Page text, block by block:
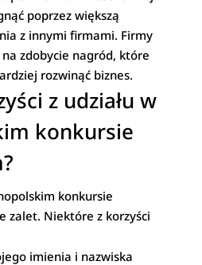
poprzez większą
z innymi firmami. Firmy
zdobycie nagród, które
rozwinąć biznes.
z udziału w
konkursie
konkursie
zalet. Niektóre z korzyści
imienia i nazwiska